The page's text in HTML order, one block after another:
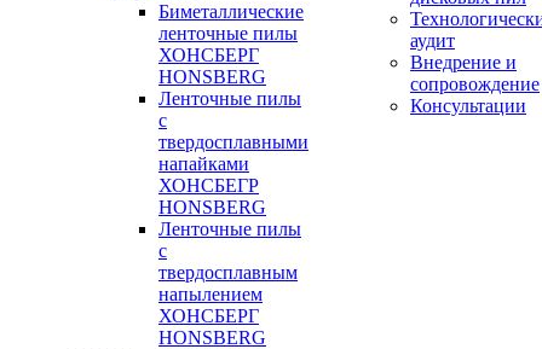
Биметаллические
ленточные пилы
ХОНСБЕРГ
HONSBERG
Ленточные пилы
с
твердосплавными
напайками
ХОНСБЕГР
HONSBERG
Ленточные пилы
с
твердосплавным
напылением
ХОНСБЕРГ
HONSBERG
аудит
Внедрение и
сопровождение
Консультации